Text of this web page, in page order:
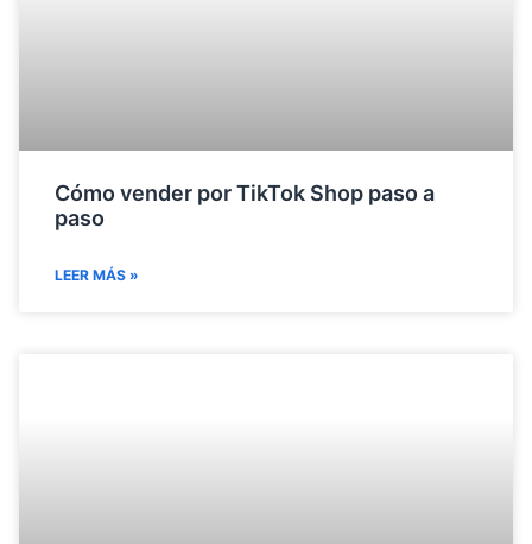
Cómo vender por TikTok Shop paso a
paso
LEER MÁS »